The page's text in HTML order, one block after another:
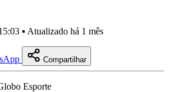
▪ Atualizado há 1 mês
Compartilhar
Esporte